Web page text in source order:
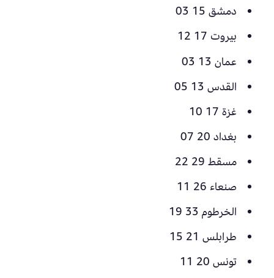
دمشق 15 03
بيروت 17 12
عمان 13 03
القدس 13 05
غزة 17 10
بغداد 20 07
مسقط 29 22
صنعاء 26 11
الخرطوم 33 19
طرابلس 21 15
تونس 20 11